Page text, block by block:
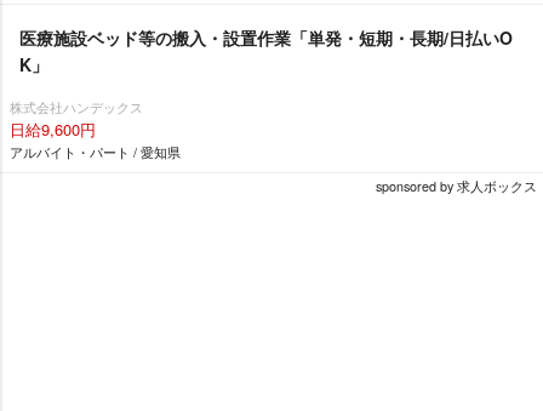
医療施設ベッド等の搬入・設置作業「単発・短期・長期/日払いO
K」
株式会社ハンデックス
日給9,600円
アルバイト・パート / 愛知県
sponsored by 求人ボックス